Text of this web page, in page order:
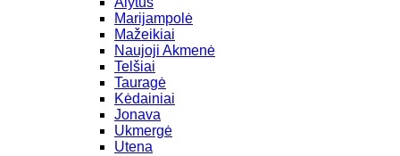
Marijampolė
Mažeikiai
Naujoji Akmenė
Telšiai
Tauragė
Kėdainiai
Jonava
Ukmergė
Utena